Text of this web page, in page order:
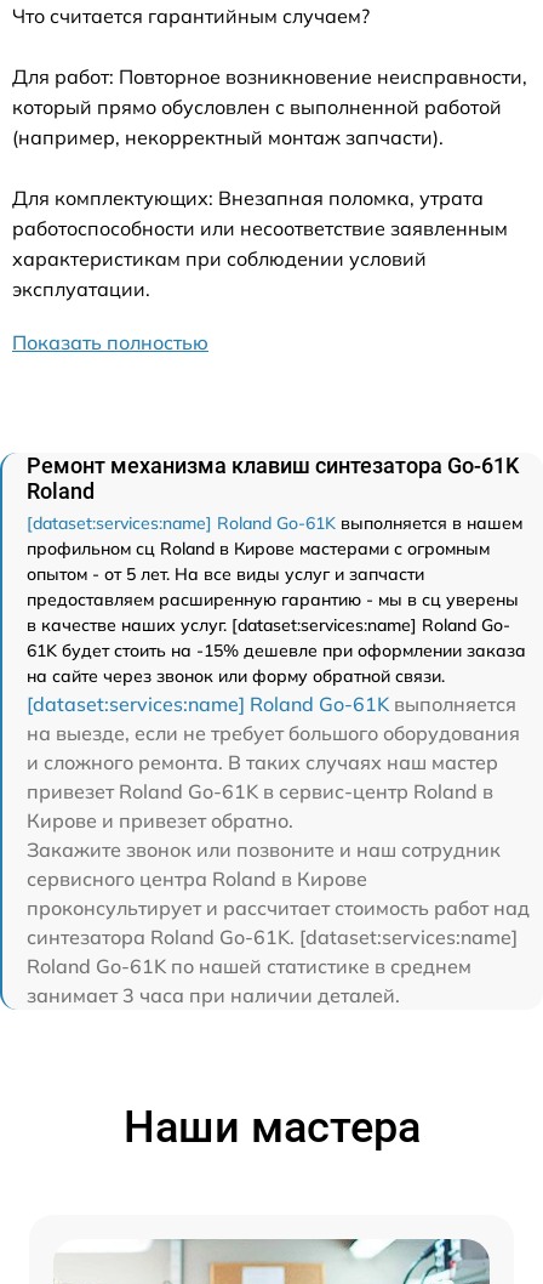
Что считается гарантийным случаем?
Для работ: Повторное возникновение неисправности,
который прямо обусловлен с выполненной работой
(например, некорректный монтаж запчасти).
Для комплектующих: Внезапная поломка, утрата
работоспособности или несоответствие заявленным
характеристикам при соблюдении условий
эксплуатации.
Показать полностью
Ремонт механизма клавиш синтезатора Go-61K
Roland
[dataset:services:name] Roland Go-61K выполняется в нашем
профильном сц Roland в Кирове мастерами с огромным
опытом - от 5 лет. На все виды услуг и запчасти
предоставляем расширенную гарантию - мы в сц уверены
в качестве наших услуг. [dataset:services:name] Roland Go-
61K будет стоить на -15% дешевле при оформлении заказа
на сайте через звонок или форму обратной связи.
[dataset:services:name] Roland Go-61Kвыполняется
на выезде, если не требует большого оборудования
и сложного ремонта. В таких случаях наш мастер
привезет Roland Go-61K в сервис-центр Roland в
Кирове и привезет обратно.
Закажите звонок или позвоните и наш сотрудник
сервисного центра Roland в Кирове
проконсультирует и рассчитает стоимость работ над
синтезатора Roland Go-61K. [dataset:services:name]
Roland Go-61K по нашей статистике в среднем
занимает 3 часа при наличии деталей.
Наши мастера